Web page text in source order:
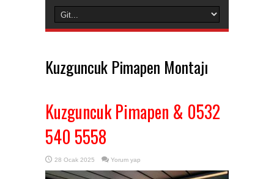
Kuzguncuk Pimapen Montajı
Kuzguncuk Pimapen & 0532
540 5558
28 Ocak 2025 Yorum yap